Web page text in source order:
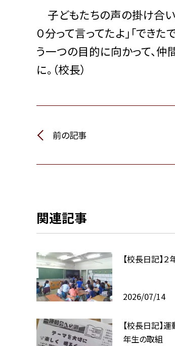
子どもたちの声の掛け合い
０分って言ってたよ」「できた
う一つの目的に向かって、仲
に。（校長）
前の記事
関連記事
【校長日記】
2026/07/14
【校長日記】
年生の取組